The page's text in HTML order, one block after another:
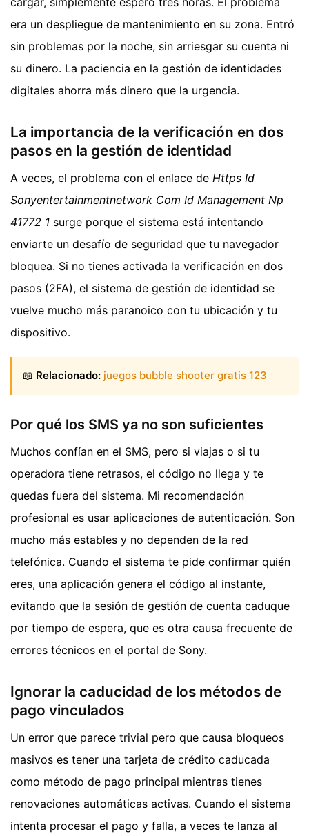
era un despliegue de mantenimiento en su zona. Entró
sin problemas por la noche, sin arriesgar su cuenta ni
su dinero. La paciencia en la gestión de identidades
digitales ahorra más dinero que la urgencia.
La importancia de la verificación en dos
pasos en la gestión de identidad
A veces, el problema con el enlace de Https Id
Sonyentertainmentnetwork Com Id Management Np
41772 1 surge porque el sistema está intentando
enviarte un desafío de seguridad que tu navegador
bloquea. Si no tienes activada la verificación en dos
pasos (2FA), el sistema de gestión de identidad se
vuelve mucho más paranoico con tu ubicación y tu
dispositivo.
📖 Relacionado: juegos bubble shooter gratis 123
Por qué los SMS ya no son suficientes
Muchos confían en el SMS, pero si viajas o si tu
operadora tiene retrasos, el código no llega y te
quedas fuera del sistema. Mi recomendación
profesional es usar aplicaciones de autenticación. Son
mucho más estables y no dependen de la red
telefónica. Cuando el sistema te pide confirmar quién
eres, una aplicación genera el código al instante,
evitando que la sesión de gestión de cuenta caduque
por tiempo de espera, que es otra causa frecuente de
errores técnicos en el portal de Sony.
Ignorar la caducidad de los métodos de
pago vinculados
Un error que parece trivial pero que causa bloqueos
masivos es tener una tarjeta de crédito caducada
como método de pago principal mientras tienes
renovaciones automáticas activas. Cuando el sistema
intenta procesar el pago y falla, a veces te lanza al